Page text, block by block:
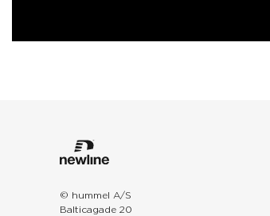
© hummel A/S
Balticagade 20